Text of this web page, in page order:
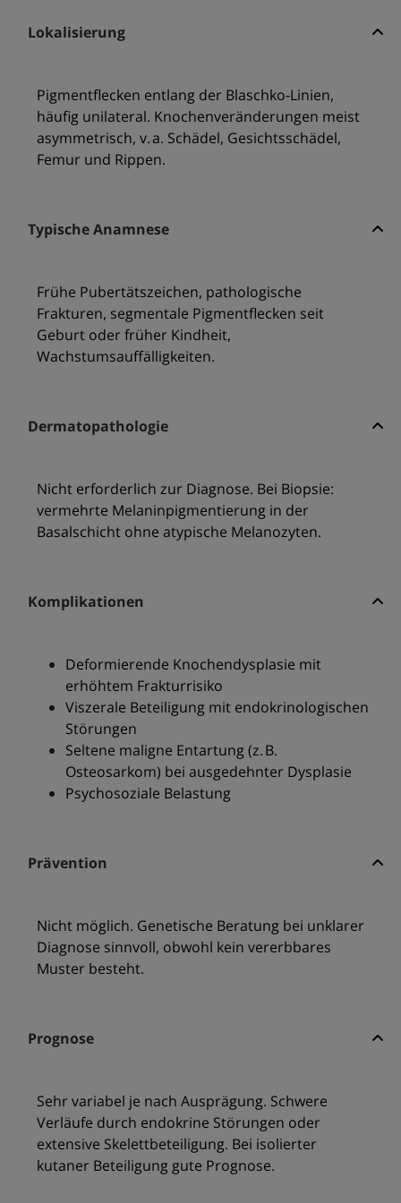
Lokalisierung
Pigmentflecken entlang der Blaschko-Linien,
häufig unilateral. Knochenveränderungen meist
asymmetrisch, v. a. Schädel, Gesichtsschädel,
Femur und Rippen.
Typische Anamnese
Frühe Pubertätszeichen, pathologische
Frakturen, segmentale Pigmentflecken seit
Geburt oder früher Kindheit,
Wachstumsauffälligkeiten.
Dermatopathologie
Nicht erforderlich zur Diagnose. Bei Biopsie:
vermehrte Melaninpigmentierung in der
Basalschicht ohne atypische Melanozyten.
Komplikationen
Deformierende Knochendysplasie mit
erhöhtem Frakturrisiko
Viszerale Beteiligung mit endokrinologischen
Störungen
Seltene maligne Entartung (z. B.
Osteosarkom) bei ausgedehnter Dysplasie
Psychosoziale Belastung
Prävention
Nicht möglich. Genetische Beratung bei unklarer
Diagnose sinnvoll, obwohl kein vererbbares
Muster besteht.
Prognose
Sehr variabel je nach Ausprägung. Schwere
Verläufe durch endokrine Störungen oder
extensive Skelettbeteiligung. Bei isolierter
kutaner Beteiligung gute Prognose.